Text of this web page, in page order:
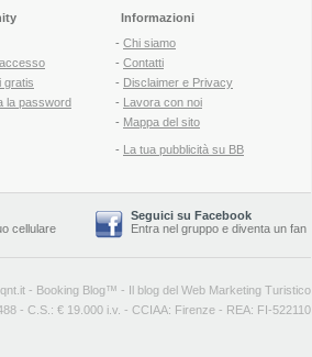
gratis
la password
Informazioni
- Chi siamo
- Contatti
- Disclaimer e Privacy
- Lavora con noi
- Mappa del sito
- La tua pubblicità su BB
cellulare
Seguici su Facebook
Entra nel gruppo e diventa un fan
- Booking Blog™ - Il blog del Web Marketing Turistico
- C.S.: € 19.000 i.v. - CCIAA: Firenze - REA: FI-522110